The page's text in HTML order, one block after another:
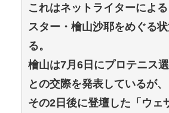
これはネットライターによ
スター・檜山沙耶をめぐる
る。
檜山は7月6日にプロテニス
との交際を発表しているが、
その2日後に登壇した「ウェ